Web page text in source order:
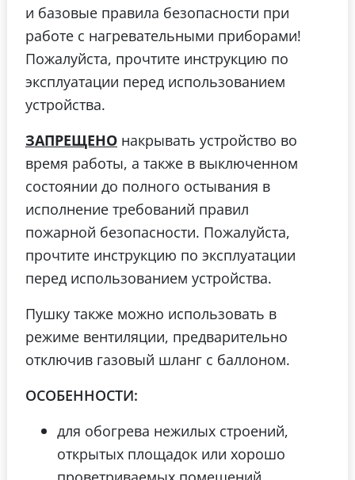
и базовые правила безопасности при
работе с нагревательными приборами!
Пожалуйста, прочтите инструкцию по
эксплуатации перед использованием
устройства.
ЗАПРЕЩЕНО накрывать устройство во
время работы, а также в выключенном
состоянии до полного остывания в
исполнение требований правил
пожарной безопасности. Пожалуйста,
прочтите инструкцию по эксплуатации
перед использованием устройства.
Пушку также можно использовать в
режиме вентиляции, предварительно
отключив газовый шланг с баллоном.
ОСОБЕННОСТИ:
для обогрева нежилых строений,
открытых площадок или хорошо